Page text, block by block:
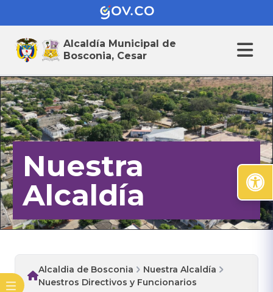
Alcaldía Municipal de
Bosconia, Cesar
Nuestra
Alcaldía
Alcaldia de Bosconia
Nuestra Alcaldía
Nuestros Directivos y Funcionarios